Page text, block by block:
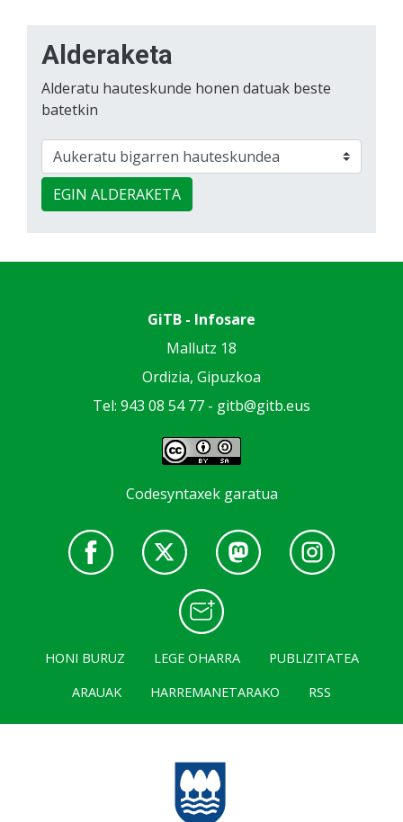
Alderaketa
Alderatu hauteskunde honen datuak beste
batetkin
EGIN ALDERAKETA
GiTB - Infosare
Mallutz 18
Ordizia, Gipuzkoa
Tel: 943 08 54 77 - gitb@gitb.eus
Codesyntaxek garatua
HONI BURUZ LEGE OHARRA
PUBLIZITATEA
ARAUAK
HARREMANETARAKO RSS